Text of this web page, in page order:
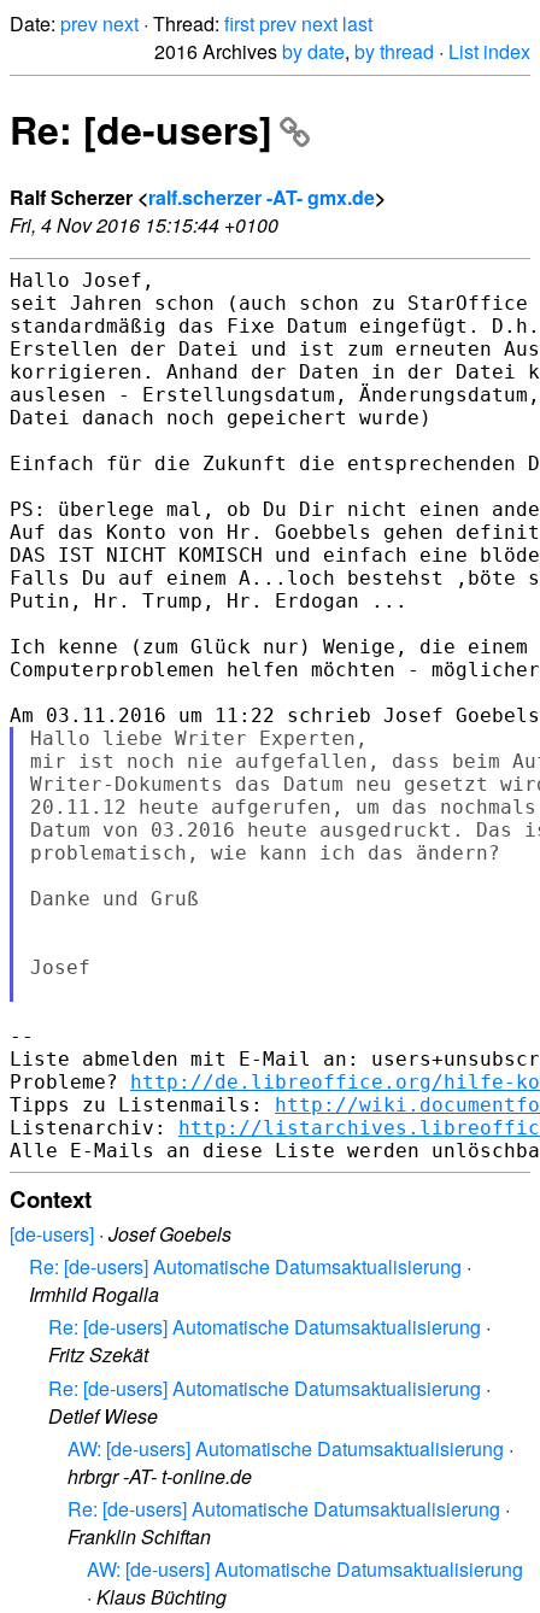
Date: prev next · Thread: firstprev next last
2016 Archivesby date, by thread · List index
Re: [de-users]
Ralf Scherzer <ralf.scherzer -AT- gmx.de>
Fri, 4 Nov 2016 15:15:44 +0100
Hallo Josef,
seit Jahren schon (auch schon zu StarOffice
standardmäßig das Fixe Datum eingefügt.
Erstellen der Datei und ist zum erneuten
korrigieren. Anhand der Daten in der Datei
auslesen - Erstellungsdatum,
Datei danach noch gepeichert wurde)
Einfach für die Zukunft die entsprechenden
PS: überlege mal, ob Du Dir nicht einen
Auf das Konto von Hr. Goebbels gehen
DAS IST NICHT KOMISCH und einfach eine
Falls Du auf einem A...loch bestehst ,böte
Putin, Hr. Trump, Hr. Erdogan ...
Ich kenne (zum Glück nur) Wenige, die
Computerproblemen helfen möchten -
Hallo liebe Writer Experten,
mir ist noch nie aufgefallen, dass beim
Writer-Dokuments das Datum neu gesetzt
20.11.12 heute aufgerufen, um das
Datum von 03.2016 heute ausgedruckt.
problematisch, wie kann ich das ändern?
Danke und Gruß
Josef
--
Liste abmelden mit E-Mail an:
Probleme? http://de.libreoffice.org/hilfe-
Tipps zu Listenmails: http://
Listenarchiv: http://
Context
[de-users] · Josef Goebels
Re: [de-users] Automatische Datumsaktualisierung ·
Irmhild Rogalla
Re: [de-users] Automatische Datumsaktualisierung ·
Fritz Szekät
Re: [de-users] Automatische Datumsaktualisierung ·
Detlef Wiese
AW: [de-users] Automatische Datumsaktualisierung ·
hrbrgr -AT- t-online.de
Re: [de-users] Automatische Datumsaktualisierung ·
Franklin Schiftan
AW: [de-users] Automatische Datumsaktualisierung
· Klaus Büchting